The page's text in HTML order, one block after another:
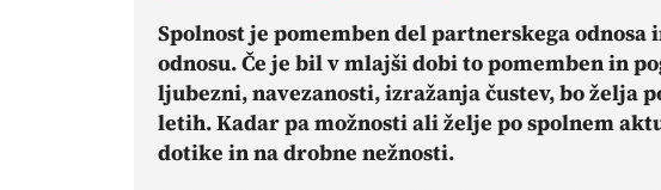
Spolnost je pomemben del partnerskega
odnosu. Če je bil v mlajši dobi to pomemben in
ljubezni, navezanosti, izražanja čustev, bo želja
letih. Kadar pa možnosti ali želje po spolnem
dotike in na drobne nežnosti.